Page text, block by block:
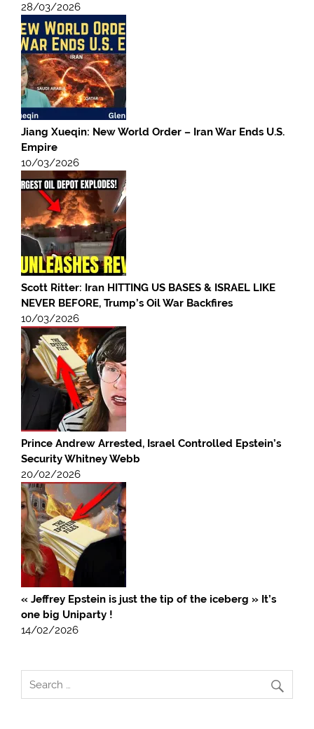
28/03/2026
Jiang Xueqin: New World Order – Iran War Ends U.S.
Empire
10/03/2026
Scott Ritter: Iran HITTING US BASES & ISRAEL LIKE
NEVER BEFORE, Trump’s Oil War Backfires
10/03/2026
Prince Andrew Arrested, Israel Controlled Epstein’s
Security Whitney Webb
20/02/2026
« Jeffrey Epstein is just the tip of the iceberg » It’s
one big Uniparty !
14/02/2026